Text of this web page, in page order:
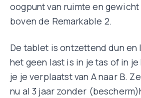
oogpunt van ruimte en
boven de Remarkable 2.
De tablet is ontzettend dun
het geen last is in je tas of in
je je verplaatst van A naar B.
nu al 3 jaar zonder